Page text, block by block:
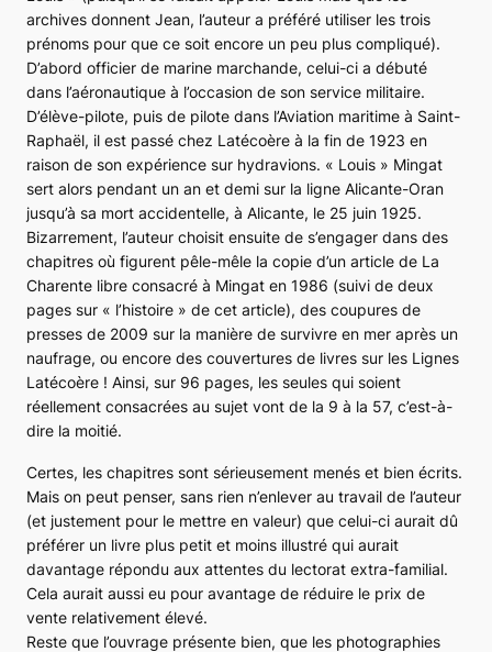
archives donnent Jean, l’auteur a préféré utiliser les trois
prénoms pour que ce soit encore un peu plus compliqué).
D’abord officier de marine marchande, celui-ci a débuté
dans l’aéronautique à l’occasion de son service militaire.
D’élève-pilote, puis de pilote dans l’Aviation maritime à Saint-
Raphaël, il est passé chez Latécoère à la fin de 1923 en
raison de son expérience sur hydravions. « Louis » Mingat
sert alors pendant un an et demi sur la ligne Alicante-Oran
jusqu’à sa mort accidentelle, à Alicante, le 25 juin 1925.
Bizarrement, l’auteur choisit ensuite de s’engager dans des
chapitres où figurent pêle-mêle la copie d’un article de La
Charente libre consacré à Mingat en 1986 (suivi de deux
pages sur « l’histoire » de cet article), des coupures de
presses de 2009 sur la manière de survivre en mer après un
naufrage, ou encore des couvertures de livres sur les Lignes
Latécoère ! Ainsi, sur 96 pages, les seules qui soient
réellement consacrées au sujet vont de la 9 à la 57, c’est-à-
dire la moitié.
Certes, les chapitres sont sérieusement menés et bien écrits.
Mais on peut penser, sans rien n’enlever au travail de l’auteur
(et justement pour le mettre en valeur) que celui-ci aurait dû
préférer un livre plus petit et moins illustré qui aurait
davantage répondu aux attentes du lectorat extra-familial.
Cela aurait aussi eu pour avantage de réduire le prix de
vente relativement élevé.
Reste que l’ouvrage présente bien, que les photographies